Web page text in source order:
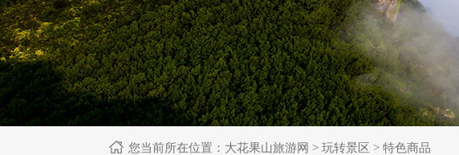
您当前所在位置： 大花果山旅游网 > 玩转景区 > 特色商品